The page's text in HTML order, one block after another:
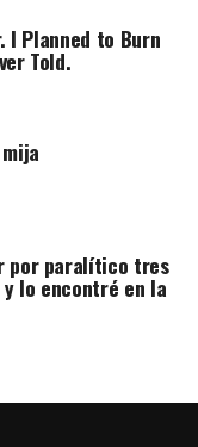
I Planned to Burn
Told.
por paralítico tres
lo encontré en la